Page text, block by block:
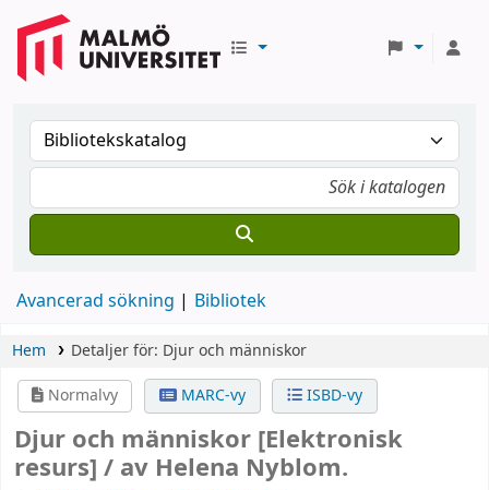
Avancerad sökning Bibliotek
Hem Detaljer för: Djur och människor
Normalvy
MARC-vy ISBD-vy
Djur och människor [Elektronisk
resurs] / av Helena Nyblom.